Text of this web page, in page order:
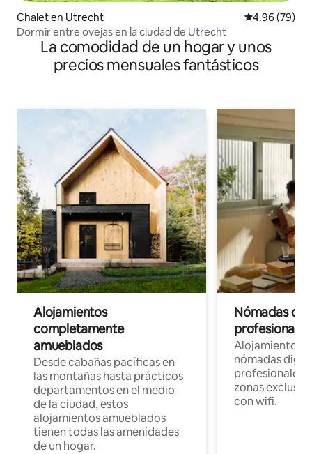
Chalet en Utrecht Calificación
4.96 (79)
Dormir entre ovejas en la ciudad de Utrecht
La comodidad de un hogar y unos
precios mensuales fantásticos
Alojamientos
completamente
amueblados
Desde cabañas pacíficas en
las montañas hasta prácticos
departamentos en el medio
de la ciudad, estos
alojamientos amueblados
tienen todas las amenidades
de un hogar.
Nómadas
Alojamientos
nómadas
profesionales
zonas
con wifi.